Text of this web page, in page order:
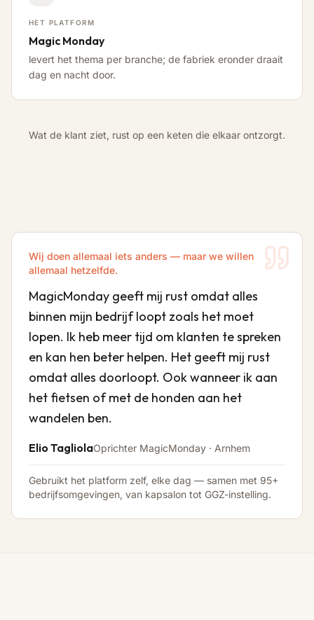
HET PLATFORM
Magic Monday
levert het thema per branche; de fabriek eronder draait
dag en nacht door.
Wat de klant ziet, rust op een keten die elkaar ontzorgt.
Wij doen allemaal iets anders — maar we willen
allemaal hetzelfde.
MagicMonday geeft mij rust omdat alles
binnen mijn bedrijf loopt zoals het moet
lopen. Ik heb meer tijd om klanten te spreken
en kan hen beter helpen. Het geeft mij rust
omdat alles doorloopt. Ook wanneer ik aan
het fietsen of met de honden aan het
wandelen ben.
Elio TagliolaOprichter MagicMonday · Arnhem
Gebruikt het platform zelf, elke dag — samen met 95+
bedrijfsomgevingen, van kapsalon tot GGZ-instelling.